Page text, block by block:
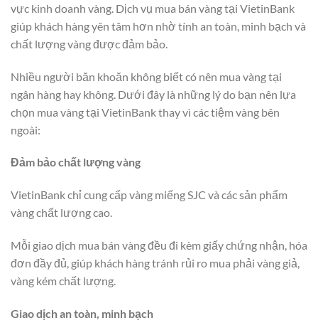
vực kinh doanh vàng. Dịch vụ mua bán vàng tại VietinBank
giúp khách hàng yên tâm hơn nhờ tính an toàn, minh bạch và
chất lượng vàng được đảm bảo.
Nhiều người băn khoăn không biết có nên mua vàng tại
ngân hàng hay không. Dưới đây là những lý do bạn nên lựa
chọn mua vàng tại VietinBank thay vì các tiệm vàng bên
ngoài:
Đảm bảo chất lượng vàng
VietinBank chỉ cung cấp vàng miếng SJC và các sản phẩm
vàng chất lượng cao.
Mỗi giao dịch mua bán vàng đều đi kèm giấy chứng nhận, hóa
đơn đầy đủ, giúp khách hàng tránh rủi ro mua phải vàng giả,
vàng kém chất lượng.
Giao dịch an toàn, minh bạch